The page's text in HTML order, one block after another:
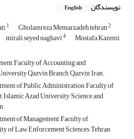
نویسندگان English
1 Gholamreza Memarzadeh tehran2
mirali seyed naghavi4 Mostafa Kazemi
Faculty of Accounting and
Qazvin Branch, Qazvin, Iran.
of Public Administration, Faculty of
Islamic Azad University, Science and
of Management, Faculty of
of Law Enforcement Sciences, Tehran,